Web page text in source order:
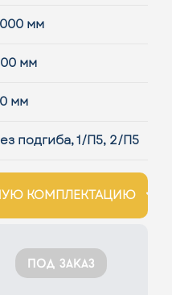
мм
мм
мм
подгиба, 1/П5, 2/П5
КОМПЛЕКТАЦИЮ
под заказ